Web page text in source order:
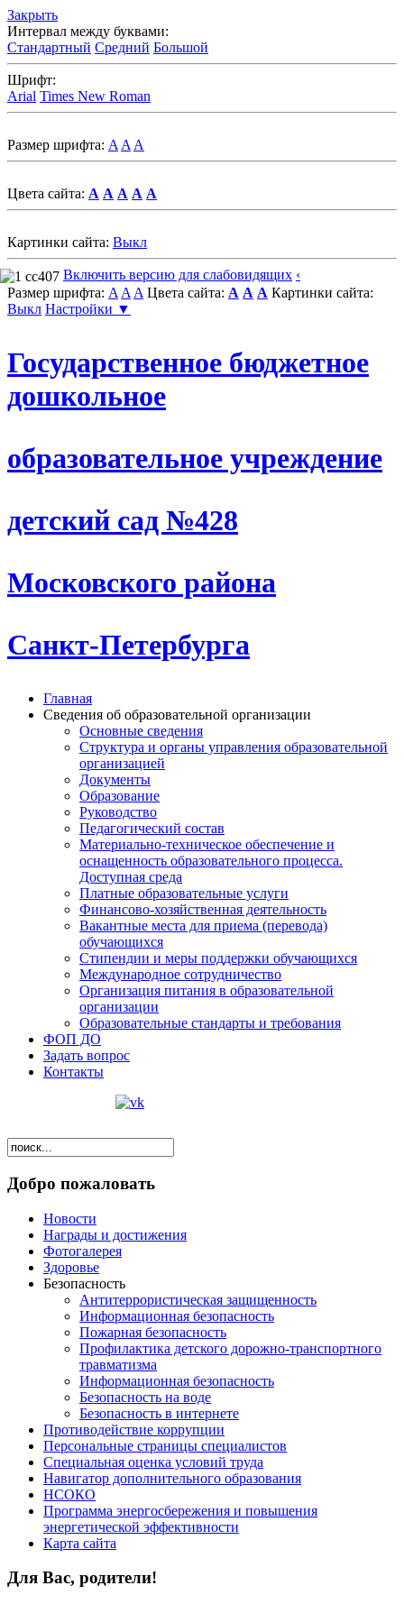
Закрыть
Интервал между буквами:
Стандартный Средний Большой
Шрифт:
Arial Times New Roman
Размер шрифта: A A A
Цвета сайта: A A A A A
Картинки сайта: Выкл
Включить версию для слабовидящих ‹
Размер шрифта: A A A Цвета сайта: A A A Картинки сайта:
Выкл Настройки ▼
Государственное бюджетное
дошкольное
образовательное учреждение
детский сад №428
Московского района
Санкт-Петербурга
Главная
Сведения об образовательной организации
Основные сведения
Структура и органы управления образовательной
организацией
Документы
Образование
Руководство
Педагогический состав
Материально-техническое обеспечение и
оснащенность образовательного процесса.
Доступная среда
Платные образовательные услуги
Финансово-хозяйственная деятельность
Вакантные места для приема (перевода)
обучающихся
Стипендии и меры поддержки обучающихся
Международное сотрудничество
Организация питания в образовательной
организации
Образовательные стандарты и требования
ФОП ДО
Задать вопрос
Контакты
Добро пожаловать
Новости
Награды и достижения
Фотогалерея
Здоровье
Безопасность
Антитеррористическая защищенность
Информационная безопасность
Пожарная безопасность
Профилактика детского дорожно-транспортного
травматизма
Информационная безопасность
Безопасность на воде
Безопасность в интернете
Противодействие коррупции
Персональные страницы специалистов
Специальная оценка условий труда
Навигатор дополнительного образования
НСОКО
Программа энергосбережения и повышения
энергетической эффективности
Карта сайта
Для Вас, родители!